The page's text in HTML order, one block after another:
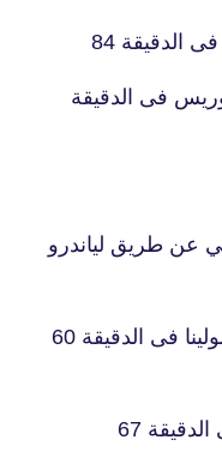
الدقيقة 84
فى الدقيقة
عن طريق لياندرو
الهدف الثانى عن طريق خورخي مولينا فى الدقيقة 60
67